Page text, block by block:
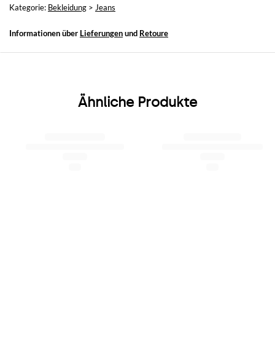
Kategorie: Bekleidung > Jeans
Informationen über Lieferungenund Retoure
Ähnliche Produkte